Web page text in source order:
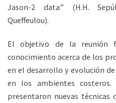
Jason-2 data” (H.H.
Queffeulou).
El objetivo de la reunión
conocimiento acerca de los
en el desarrollo y evolución
en los ambientes
presentaron nuevas